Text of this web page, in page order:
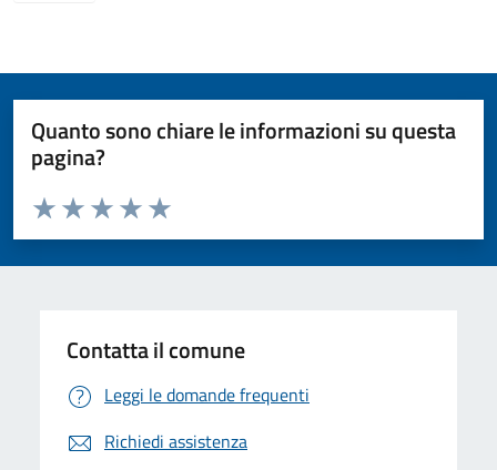
Quanto sono chiare le informazioni su questa
pagina?
Valuta da 1 a 5 stelle la pagina
Valuta 5 stelle su 5
Valuta 4 stelle su 5
Valuta 3 stelle su 5
Valuta 2 stelle su 5
Valuta 1 stelle su 5
Contatta il comune
Leggi le domande frequenti
Richiedi assistenza